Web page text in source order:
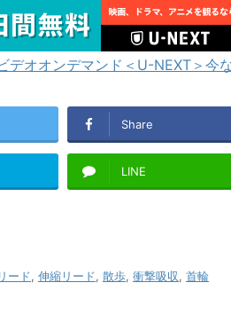
デオオンデマンド＜U-NEXT＞今
Share
LINE
リード, 伸縮リード, 散歩, 衝撃吸収, 首輪